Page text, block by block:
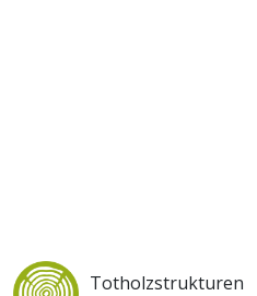
Totholzstrukturen